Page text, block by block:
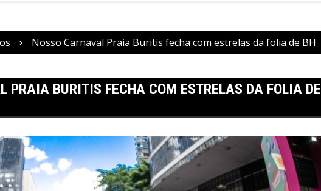
Nosso Carnaval Praia Buritis fecha com estrelas da folia de BH
PRAIA BURITIS FECHA COM ESTRELAS DA FOLIA DE